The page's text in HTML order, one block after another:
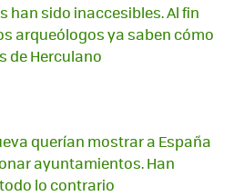
han sido inaccesibles. Al fin
arqueólogos ya saben cómo
de Herculano
querían mostrar a España
ayuntamientos. Han
lo contrario